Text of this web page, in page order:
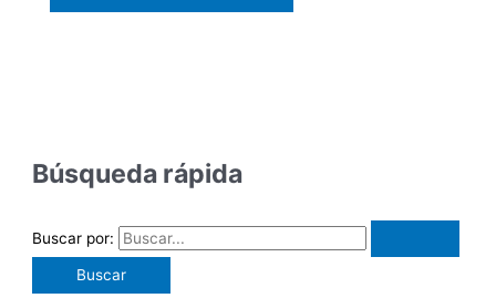
Búsqueda rápida
Buscar por: